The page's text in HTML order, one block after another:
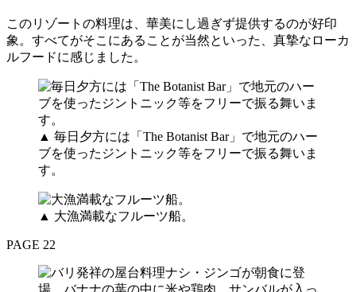
このリゾートの料理は、華美にし過ぎず提供するのが好印
象。すべてがそこにあることが当然といった、真摯なローカ
ルフードに感じました。
▲ 毎日夕方には「The Botanist Bar」で地元のハー
ブを使ったジントニック等をフリーで振る舞いま
す。
▲ 大漁満載なフルーツ船。
PAGE 22